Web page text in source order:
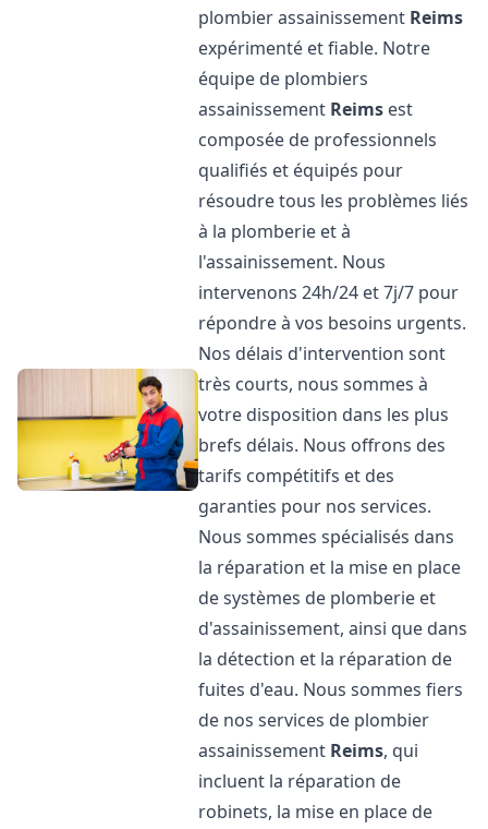
plombier assainissement Reims
expérimenté et fiable. Notre
équipe de plombiers
assainissement Reims est
composée de professionnels
qualifiés et équipés pour
résoudre tous les problèmes liés
à la plomberie et à
l'assainissement. Nous
intervenons 24h/24 et 7j/7 pour
répondre à vos besoins urgents.
Nos délais d'intervention sont
très courts, nous sommes à
votre disposition dans les plus
brefs délais. Nous offrons des
tarifs compétitifs et des
garanties pour nos services.
Nous sommes spécialisés dans
la réparation et la mise en place
de systèmes de plomberie et
d'assainissement, ainsi que dans
la détection et la réparation de
fuites d'eau. Nous sommes fiers
de nos services de plombier
assainissement Reims, qui
incluent la réparation de
robinets, la mise en place de